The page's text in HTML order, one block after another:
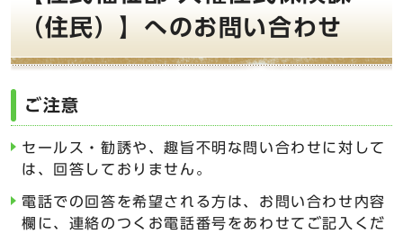
（住民）】へのお問い合わせ
ご注意
セールス・勧誘や、趣旨不明な問い合わせに対して
は、回答しておりません。
電話での回答を希望される方は、お問い合わせ内容
欄に、連絡のつくお電話番号をあわせてご記入くだ